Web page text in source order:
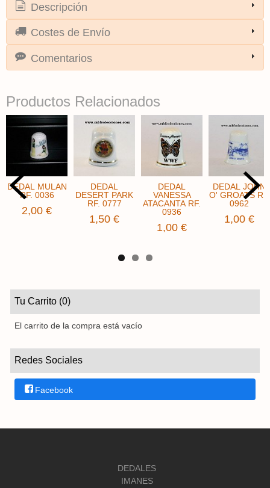
Tu Carrito (0)
El carrito de la compra está vacío
Redes Sociales
Facebook
Descripción
Costes de Envío
Comentarios
Productos Relacionados
DEDAL MULAN
RF. 0036
2,00 €
DEDAL
DESERT PARK
RF. 0777
1,50 €
DEDAL
VANESSA
ATACANTA RF.
0936
1,00 €
DEDAL JOHN
O' GROATS RF.
0962
1,00 €
DEDALES
IMANES